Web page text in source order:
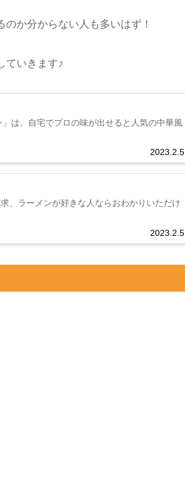
のか分からない人も多いはず ！
ていきます ♪
2023.2.5
は、自宅でプロの味が出せると人気の中華風
2023.2.5
、ラーメンが好きな人ならおわかりいただけ